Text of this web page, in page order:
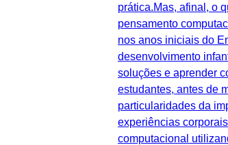
prática.Mas, afinal, o
pensamento
nos anos iniciais do
desenvolvimento
soluções e aprender
estudantes, antes de
particularidades da
experiências
computacional